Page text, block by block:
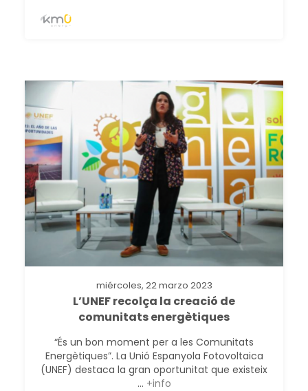
miércoles, 22 marzo 2023
L’UNEF recolça la creació de
comunitats energètiques
“És un bon moment per a les Comunitats
Energètiques”. La Unió Espanyola Fotovoltaica
(UNEF) destaca la gran oportunitat que existeix
... +info